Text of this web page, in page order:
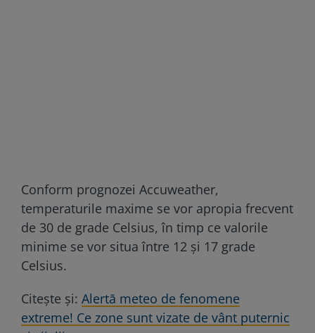
Conform prognozei Accuweather,
temperaturile maxime se vor apropia frecvent
de 30 de grade Celsius, în timp ce valorile
minime se vor situa între 12 și 17 grade
Celsius.
Citește și: Alertă meteo de fenomene
extreme! Ce zone sunt vizate de vânt puternic